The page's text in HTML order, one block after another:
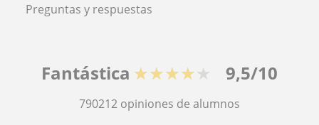
Preguntas y respuestas
Fantástica ★★★★★ 9,5/10
790212 opiniones de alumnos